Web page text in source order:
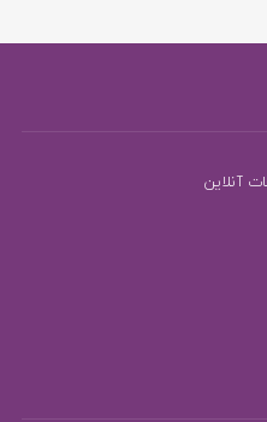
آنلاین